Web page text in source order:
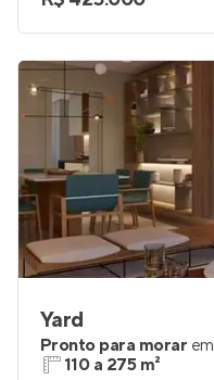
Yard
Pronto para morar em
110 a 275 m²